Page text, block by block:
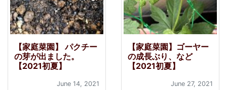
【家庭菜園】 パクチー
の芽が出ました。
【2021初夏】
June 14, 2021
【家庭菜園】ゴーヤー
の成長ぶり、など
【2021初夏】
June 27, 2021